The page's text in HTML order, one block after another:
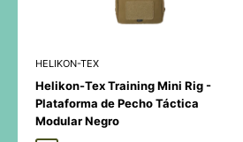
HELIKON-TEX
Helikon-Tex Training Mini Rig -
Plataforma de Pecho Táctica
Modular Negro